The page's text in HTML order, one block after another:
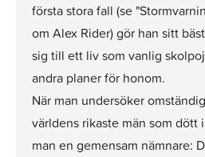
första stora fall (se
om Alex Rider) gör han sitt
sig till ett liv som vanlig
andra planer för honom.
När man undersöker
världens rikaste män som dött
man en gemensam nämnare: